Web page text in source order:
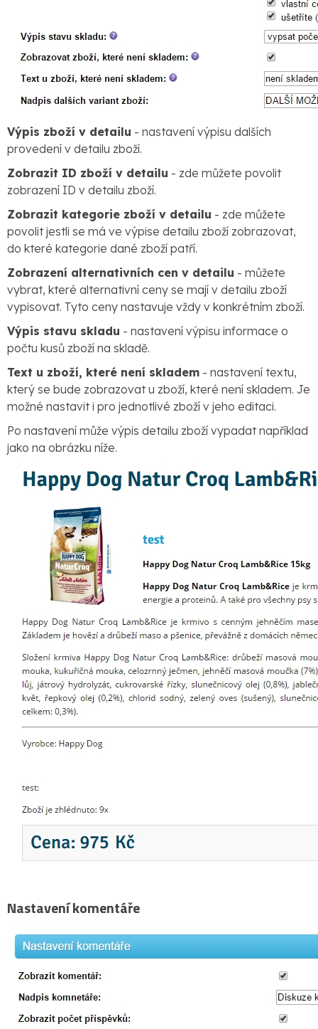
Výpis zboží v detailu - nastavení výpisu dalších
provedení v detailu zboží.
Zobrazit ID zboží v detailu - zde můžete povolit
zobrazení ID v detailu zboží.
Zobrazit kategorie zboží v detailu - zde můžete
povolit jestli se má ve výpise detailu zboží zobrazovat,
do které kategorie dané zboží patří.
Zobrazení alternativních cen v detailu - můžete
vybrat, které alternativní ceny se mají v detailu zboží
vypisovat. Tyto ceny nastavuje vždy v konkrétním zboží.
Výpis stavu skladu - nastavení výpisu informace o
počtu kusů zboží na skladě.
Text u zboží, které není skladem - nastavení textu,
který se bude zobrazovat u zboží, které není skladem. Je
možné nastavit i pro jednotlivé zboží v jeho editaci.
Po nastavení může výpis detailu zboží vypadat například
jako na obrázku níže.
Nastavení komentáře